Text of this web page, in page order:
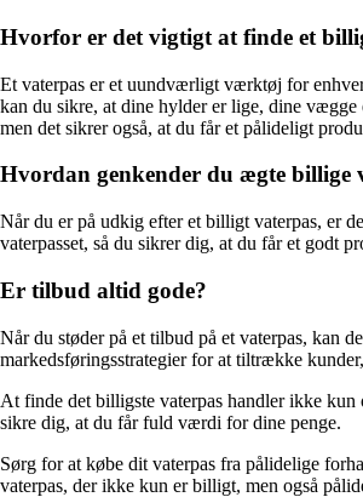
Hvorfor er det vigtigt at finde et
Et vaterpas er et uundværligt værktøj for
kan du sikre, at dine hylder er lige, dine
men det sikrer også, at du får et pålideligt
Hvordan genkender du ægte billige
Når du er på udkig efter et billigt vaterpas, er
vaterpasset, så du sikrer dig, at du får et godt
Er tilbud altid gode?
Når du støder på et tilbud på et vaterpas, kan
markedsføringsstrategier for at tiltrække
At finde det billigste vaterpas handler ikke
sikre dig, at du får fuld værdi for dine penge.
Sørg for at købe dit vaterpas fra pålidelige
vaterpas, der ikke kun er billigt, men også